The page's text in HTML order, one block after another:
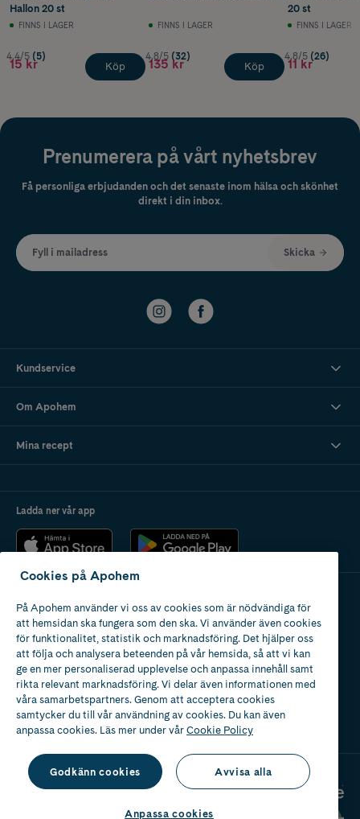
Hallon 20 st
FINNS I LAGER
4.4/5 (5)
15 kr Köp
FINNS I LAGER
4.8/5 (32)
135 kr Köp
20 st
FINNS I LAGER
4.8/5 (26)
11 kr
Prenumerera på vårt nyhetsbrev
Få personliga erbjudanden och det senaste inom hälsa och skönhet
direkt i din inbox.
Fyll i mailadress Skicka
Kundservice
Om Apohem
Mina recept
Ladda ner vår app
Apotek med tillstånd
av Läkemedelsverket
Cookies på Apohem
På Apohem använder vi oss av cookies som är nödvändiga för
att hemsidan ska fungera som den ska. Vi använder även cookies
för funktionalitet, statistik och marknadsföring. Det hjälper oss
att följa och analysera beteenden på vår hemsida, så att vi kan
ge en mer personaliserad upplevelse och anpassa innehåll samt
rikta relevant marknadsföring. Vi delar även informationen med
våra samarbetspartners. Genom att acceptera cookies
samtycker du till vår användning av cookies. Du kan även
anpassa cookies. Läs mer under vårCookie Policy
Godkänn cookies Avvisa alla
Anpassa cookies